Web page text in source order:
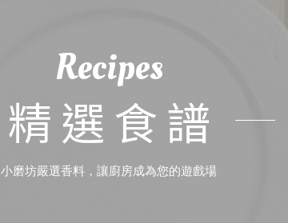
Recipes
精選食譜
小磨坊嚴選香料，讓廚房成為您的遊戲場